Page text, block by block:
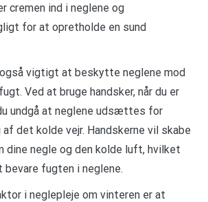
cremen ind i neglene og
for at opretholde en sund
vigtigt at beskytte neglene mod
Ved at bruge handsker, når du er
undgå at neglene udsættes for
det kolde vejr. Handskerne vil skabe
dine negle og den kolde luft, hvilket
fugten i neglene.
i neglepleje om vinteren er at